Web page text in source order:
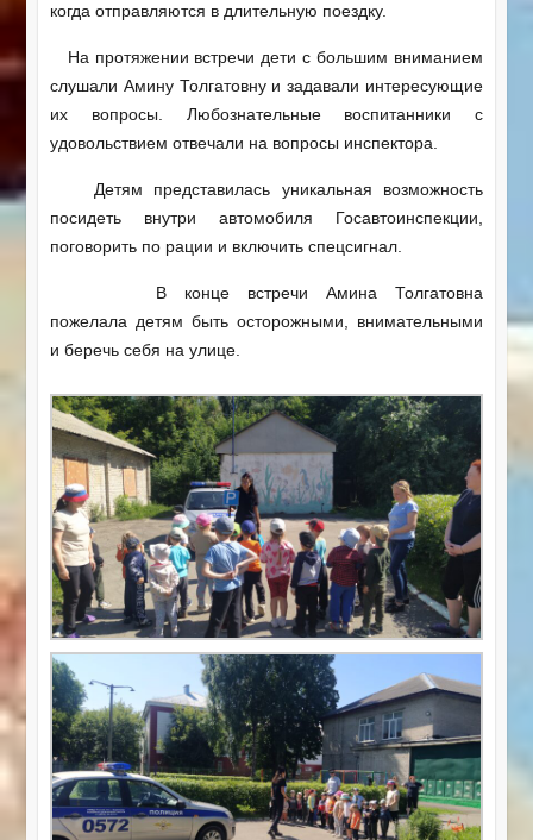
когда отправляются в длительную поездку.
На протяжении встречи дети с большим вниманием
слушали Амину Толгатовну и задавали интересующие
их вопросы. Любознательные воспитанники с
удовольствием отвечали на вопросы инспектора.
Детям представилась уникальная возможность
посидеть внутри автомобиля Госавтоинспекции,
поговорить по рации и включить спецсигнал.
В конце встречи Амина Толгатовна
пожелала детям быть осторожными, внимательными
и беречь себя на улице.